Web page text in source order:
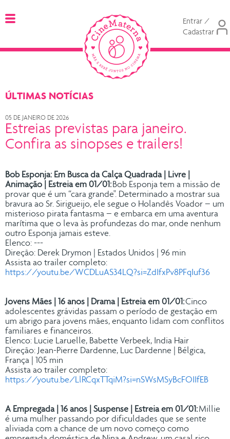
Entrar /
Cadastrar
ÚLTIMAS NOTÍCIAS
05 DE JANEIRO DE 2026
Estreias previstas para janeiro.
Confira as sinopses e trailers!
Bob Esponja: Em Busca da Calça Quadrada | Livre |
Animação | Estreia em 01/01:Bob Esponja tem a missão de
provar que é um “cara grande". Determinado a mostrar sua
bravura ao Sr. Sirigueijo, ele segue o Holandês Voador – um
misterioso pirata fantasma – e embarca em uma aventura
marítima que o leva às profundezas do mar, onde nenhum
outro Esponja jamais esteve.
Elenco: ---
Direção: Derek Drymon | Estados Unidos | 96 min
Assista ao trailer completo:
https://youtu.be/WCDLuAS34LQ?si=ZdIfxPv8PFqIuf36
Jovens Mães | 16 anos | Drama | Estreia em 01/01:Cinco
adolescentes grávidas passam o período de gestação em
um abrigo para jovens mães, enquanto lidam com conflitos
familiares e financeiros.
Elenco: Lucie Laruelle, Babette Verbeek, India Hair
Direção: Jean-Pierre Dardenne, Luc Dardenne | Bélgica,
França | 105 min
Assista ao trailer completo:
https://youtu.be/LlRCqxTTqiM?si=nSWsMSyBcFOIIfEB
A Empregada | 16 anos | Suspense | Estreia em 01/01:Millie
é uma mulher passando por dificuldades que se sente
aliviada com a chance de um novo começo como